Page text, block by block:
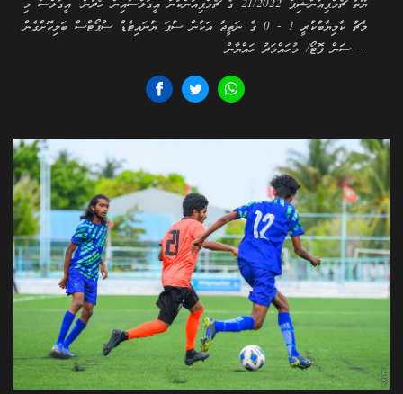
ޔޫތު ޗެމްޕިއަންޝިޕް 21/2022 ގެ ޗެމްޕިއަންކަން އީގަލްސްއިން ހޯދުން. އީގަލްސް މި
މެޗު ކާމިޔާބުކުރީ 1 - 0 ގެ ނަތީޖާ އަކުން ސުޕަ ޔުނައިޓެޑް ސްޕޯޓްސް ބަލިކޮށްގެން
-- ސަން ފޮޓޯ/ މުހައްމަދު ހައްޔާން